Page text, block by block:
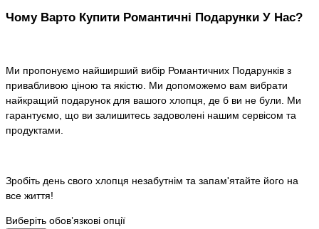
Чому Варто Купити Романтичні Подарунки У Нас?
Ми пропонуємо найширший вибір Романтичних Подарунків з
привабливою ціною та якістю. Ми допоможемо вам вибрати
найкращий подарунок для вашого хлопця, де б ви не були. Ми
гарантуємо, що ви залишитесь задоволені нашим сервісом та
продуктами.
Зробіть день свого хлопця незабутнім та запам'ятайте його на
все життя!
Виберіть обов’язкові опції